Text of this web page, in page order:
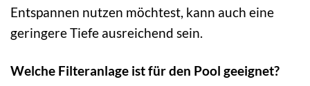
Entspannen nutzen möchtest, kann auch eine
geringere Tiefe ausreichend sein.
Welche Filteranlage ist für den Pool geeignet?